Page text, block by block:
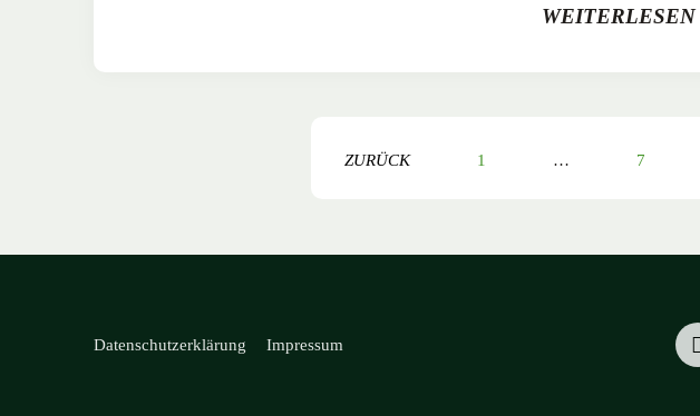
WEITERLESEN
ZURÜCK 1 … 7
Datenschutzerklärung Impressum